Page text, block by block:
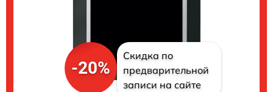
-20%
Скидка по
предварительной
записи на сайте